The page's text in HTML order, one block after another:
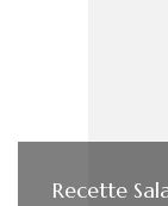
Recette